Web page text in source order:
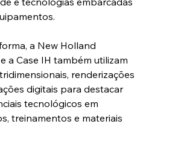
a New Holland
a Case IH também utilizam
renderizações
digitais para destacar
tecnológicos em
treinamentos e materiais